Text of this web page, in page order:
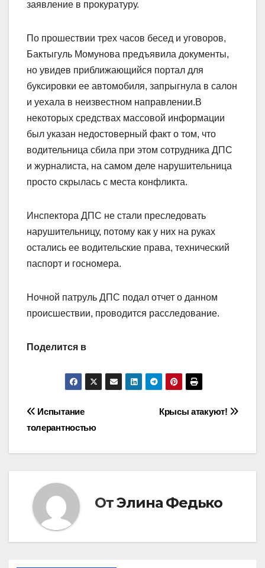
заявление в прокуратуру.
По прошествии трех часов бесед и уговоров,
Бактыгуль Момунова предъявила документы,
но увидев приближающийся портал для
буксировки ее автомобиля, запрыгнула в салон
и уехала в неизвестном направлении.В
некоторых средствах массовой информации
был указан недостоверный факт о том, что
водительница сбила при этом сотрудника ДПС
и журналиста, на самом деле нарушительница
просто скрылась с места конфликта.
Инспектора ДПС не стали преследовать
нарушительницу, потому как у них на руках
остались ее водительские права, технический
паспорт и госномера.
Ночной патруль ДПС подал отчет о данном
происшествии, проводится расследование.
Поделится в
Навигация
по
Крысы атакуют!
Испытание
толерантностью
ОтЭлина Федько